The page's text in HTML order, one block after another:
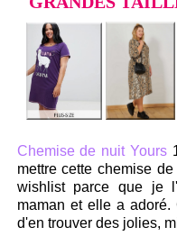
Chemise de nuit Yours
mettre cette chemise
wishlist parce que je
maman et elle a
d'en trouver des jolies,